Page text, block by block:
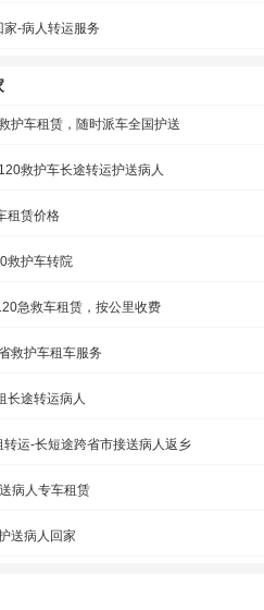
-病人转运服务
护车租赁，随时派车全国护送
救护车长途转运护送病人
租赁价格
救护车转院
急救车租赁，按公里收费
救护车租车服务
长途转运病人
运-长短途跨省市接送病人返乡
病人专车租赁
送病人回家